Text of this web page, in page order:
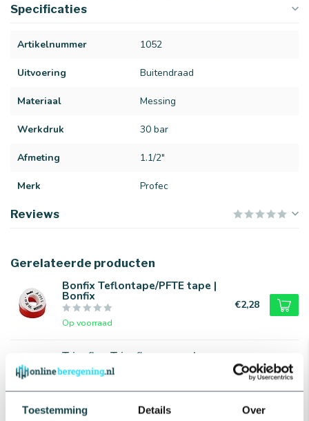
Toestemming Details Over
Specificaties
Artikelnummer 1052
Uitvoering Buitendraad
Materiaal Messing
Werkdruk 30 bar
Afmeting 1.1/2"
Merk Profec
Reviews
Gerelateerde producten
Bonfix Teflontape/PFTE tape |
Bonfix
Op voorraad
€2,28
Tricoflex Tricoflex superslang
| 25 t/m 100 meter
Op voorraad
€121,00